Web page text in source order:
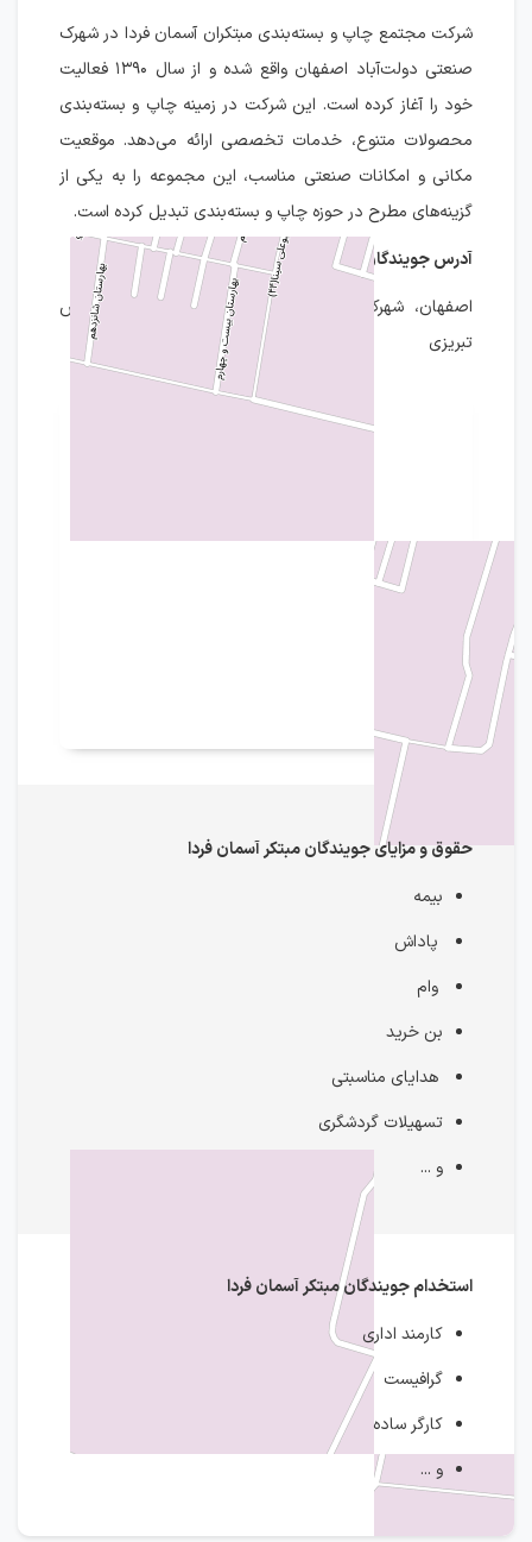
شرکت مجتمع چاپ و بسته‌بندی مبتکران آسمان فردا در شهرک
صنعتی دولت‌آباد اصفهان واقع شده و از سال ۱۳۹۰ فعالیت
خود را آغاز کرده است. این شرکت در زمینه چاپ و بسته‌بندی
محصولات متنوع، خدمات تخصصی ارائه می‌دهد. موقعیت
مکانی و امکانات صنعتی مناسب، این مجموعه را به یکی از
گزینه‌های مطرح در حوزه چاپ و بسته‌بندی تبدیل کرده است.
آدرس جویندگان مبتکر آسمان فردا
اصفهان، شهرک صنعتی دولت آباد، ابتدای خیابان شمس
تبریزی
حقوق و مزایای جویندگان مبتکر آسمان فردا
بیمه
پاداش
وام
بن خرید
هدایای مناسبتی
تسهیلات گردشگری
و ...
استخدام جویندگان مبتکر آسمان فردا
کارمند اداری
گرافیست
کارگر ساده
و ...